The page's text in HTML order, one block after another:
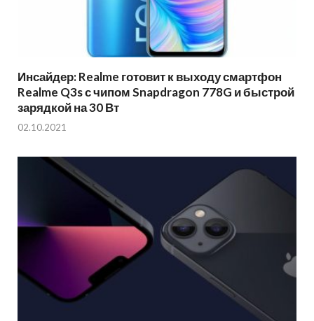
Инсайдер: Realme готовит к выходу смартфон
Realme Q3s с чипом Snapdragon 778G и быстрой
зарядкой на 30 Вт
02.10.2021